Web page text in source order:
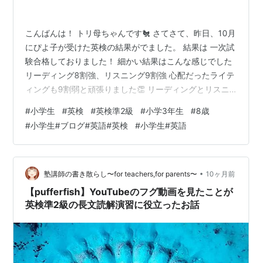
こんばんは！ トリ母ちゃんです🐔 さてさて、昨日、10月
にぴよ子が受けた英検の結果がでました。 結果は 一次試
験合格しておりました！ 細かい結果はこんな感じでした
リーディング8割強、リスニング9割強 心配だったライテ
ィングも9割弱と頑張りました👏 リーディングとリスニ
まり心配していなかったのですが ライティングはどのく
らいの文章で どのくらいの点数がつくのか 親が判断でき
ていなかったので 内心ドキドキしていました。 無事に突
破して良かったです✨ ライティングは リンク リンク の2
冊を参考にしました。 リーディングとリスニングは英検
公式H…
#小学生 #英検 #英検準2級 #小学3年生 #8歳
#小学生#ブログ#英語#英検 #小学生#英語
塾講師の書き散らし〜for teachers,for parents〜 • 10ヶ月前
【pufferfish】YouTubeのフグ動画を見たことが
英検準2級の長文読解演習に役立ったお話